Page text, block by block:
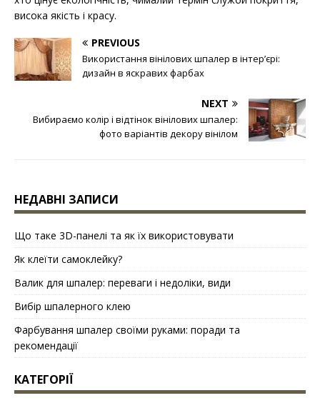
висока якість і красу.
PREVIOUS
Використання вінілових шпалер в інтер’єрі:
дизайн в яскравих фарбах
NEXT
Вибираємо колір і відтінок вінілових шпалер:
фото варіантів декору вінілом
НЕДАВНІ ЗАПИСИ
Що таке 3D-панелі та як їх використовувати
Як клеїти самоклейку?
Валик для шпалер: переваги і недоліки, види
Вибір шпалерного клею
Фарбування шпалер своїми руками: поради та
рекомендації
КАТЕГОРІЇ